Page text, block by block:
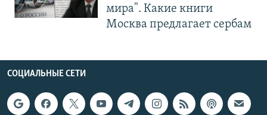
мира". Какие книги
Москва предлагает сербам
СОЦИАЛЬНЫЕ СЕТИ